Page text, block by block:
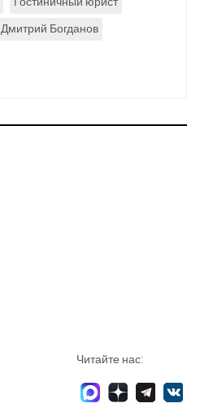
Дмитрий Богданов
Читайте нас: